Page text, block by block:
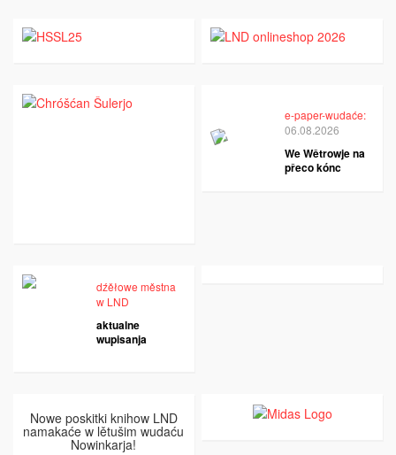
e-paper-wudaće:
06.08.2026
We Wětrowje na
přeco kónc
dźěłowe městna
w LND
aktualne
wupisanja
Nowe poskitki knihow LND
namakaće w lětušim wudaću
Nowinkarja!